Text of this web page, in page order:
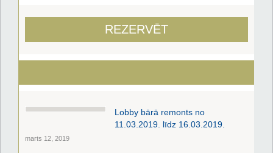
REZERVĒT
Lobby bārā remonts no
11.03.2019. līdz 16.03.2019.
marts 12, 2019